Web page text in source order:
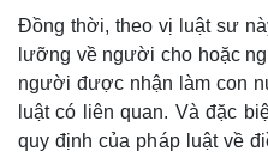
Đồng thời, theo vị luật sư
lưỡng về người cho hoặc
người được nhận làm con
luật có liên quan. Và đặc
quy định của pháp luật về